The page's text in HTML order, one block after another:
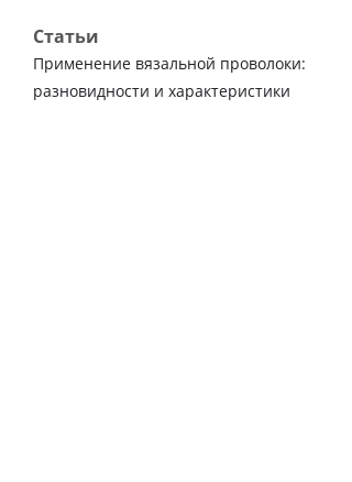
Статьи
Применение вязальной проволоки:
разновидности и характеристики